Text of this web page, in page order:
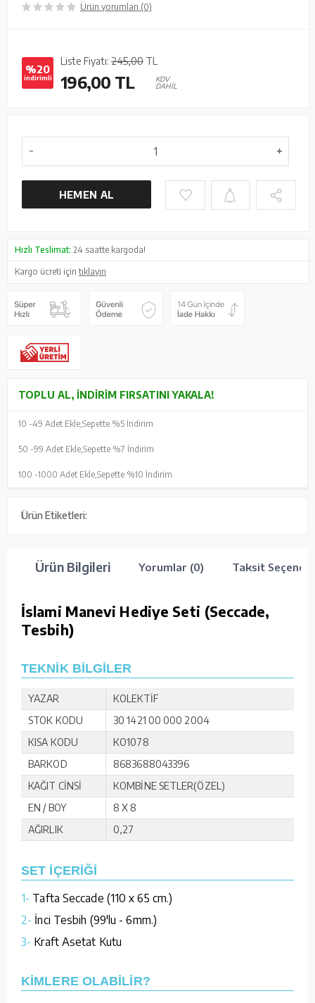
Ürün yorumları (0)
%20
indirimli
Liste Fiyatı: 245,00 TL
196,00 TL
KDV
DAHİL
HEMEN AL
Hızlı Teslimat: 24 saatte kargoda!
Kargo ücreti içintıklayın
TOPLU AL, İNDIRIM FIRSATINI YAKALA!
10 -49 Adet Ekle, Sepette %5 İndirim
50 -99 Adet Ekle, Sepette %7 İndirim
100 -1000 Adet Ekle, Sepette %10 İndirim
Ürün Etiketleri:
Ürün Bilgileri Yorumlar (0) Taksit
İslami Manevi Hediye Seti (Seccade,
Tesbih)
TEKNİK BİLGİLER
YAZAR
KOLEKTİF
STOK KODU
30 1421 00 000 2004
KISA KODU
KO1078
BARKOD
8683688043396
KAĞIT CİNSİ
KOMBİNE SETLER(ÖZEL)
EN / BOY
8 X 8
AĞIRLIK
0,27
SET İÇERİĞİ
1- Tafta Seccade (110 x 65 cm.)
2- İnci Tesbih (99'lu - 6mm.)
3- Kraft Asetat Kutu
KİMLERE OLABİLİR?